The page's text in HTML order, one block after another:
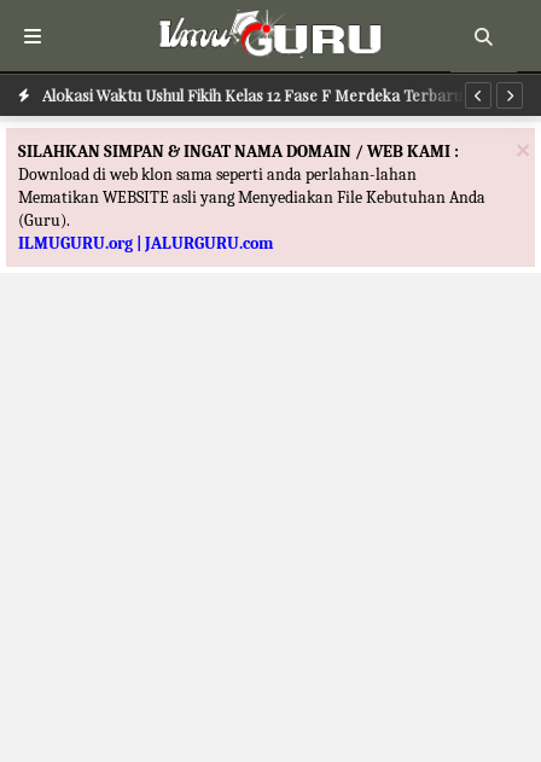
Alokasi Waktu Ushul Fikih Kelas 12 Fase F Merdeka Terbaru
Alokasi Waktu Ilmu Tafsir Kelas 12 Fase F Merdeka Terbaru
×
SILAHKAN SIMPAN & INGAT NAMA DOMAIN / WEB KAMI :
Download di web klon sama seperti anda perlahan-lahan
Mematikan WEBSITE asli yang Menyediakan File Kebutuhan Anda
(Guru).
ILMUGURU.org | JALURGURU.com